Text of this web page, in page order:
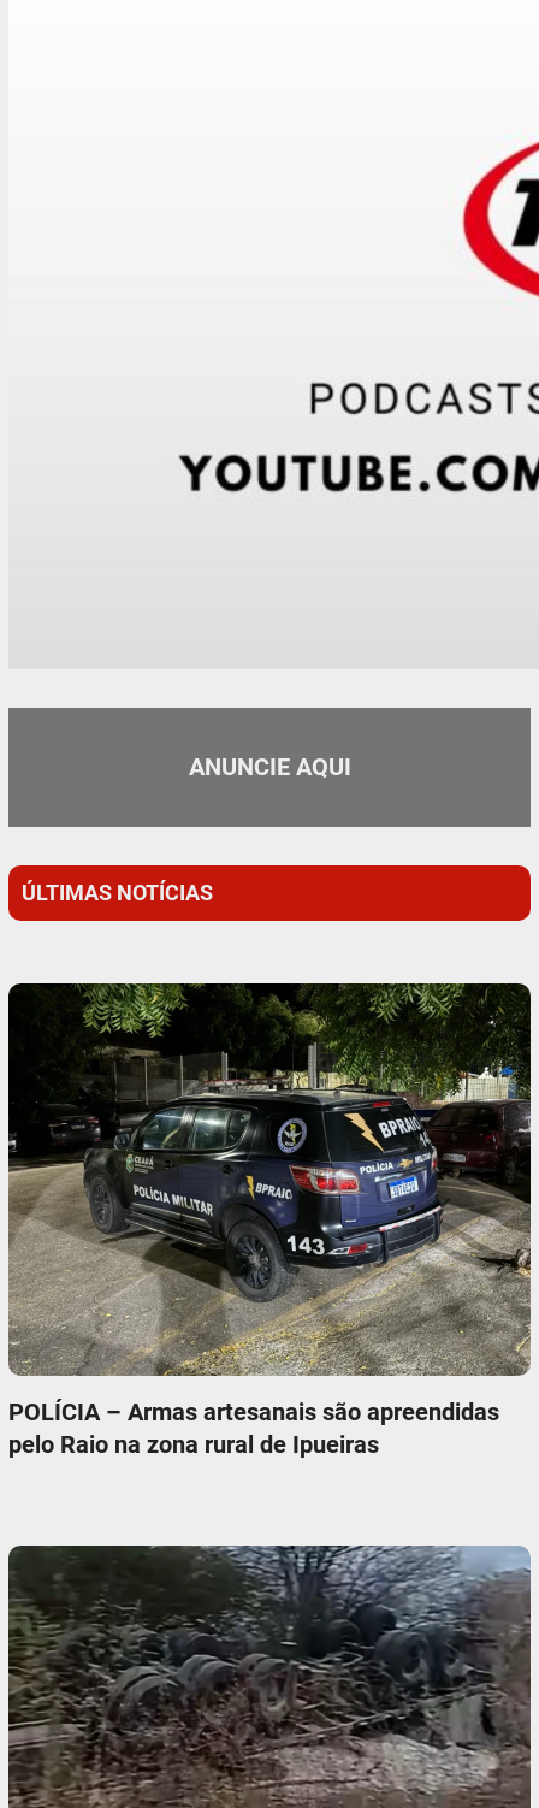
ANUNCIE AQUI
ÚLTIMAS NOTÍCIAS
POLÍCIA – Armas artesanais são apreendidas
pelo Raio na zona rural de Ipueiras